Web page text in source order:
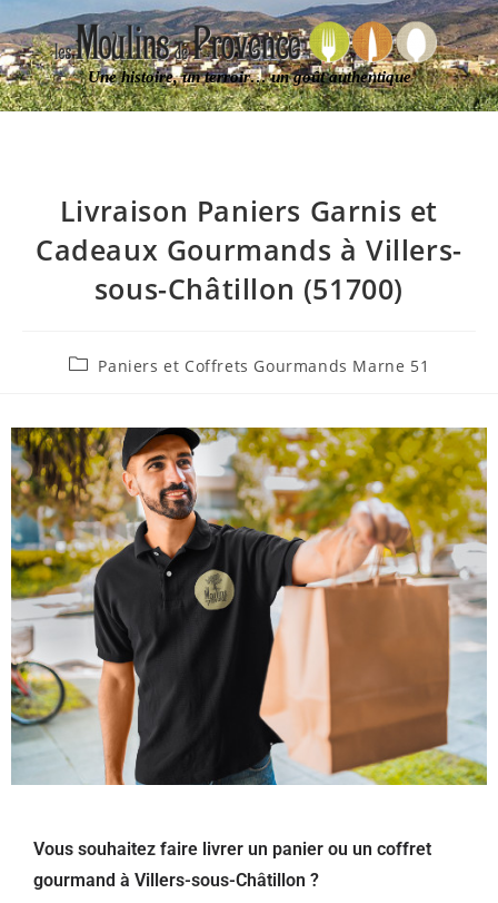
Une histoire, un terroir… un goût authentique
Livraison Paniers Garnis et
Cadeaux Gourmands à Villers-
sous-Châtillon (51700)
Paniers et Coffrets Gourmands Marne 51
Vous souhaitez faire livrer un panier ou un coffret
gourmand à Villers-sous-Châtillon ?